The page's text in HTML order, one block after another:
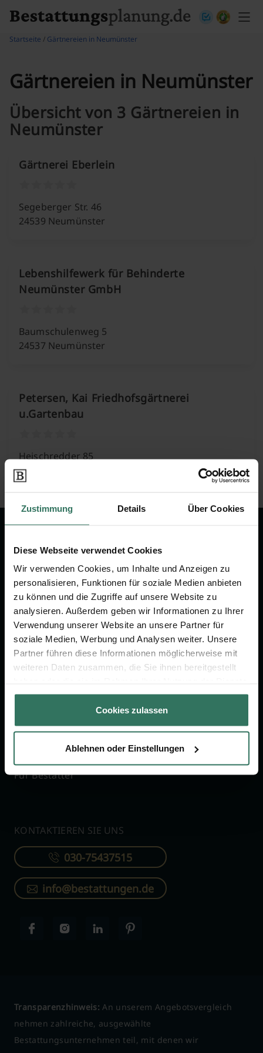
Zustimmung Details Über Cookies
Diese Webseite verwendet Cookies
Wir verwenden Cookies, um Inhalte und Anzeigen zu
personalisieren, Funktionen für soziale Medien anbieten
zu können und die Zugriffe auf unsere Website zu
analysieren. Außerdem geben wir Informationen zu Ihrer
Verwendung unserer Website an unsere Partner für
soziale Medien, Werbung und Analysen weiter. Unsere
Partner führen diese Informationen möglicherweise mit
weiteren Daten zusammen, die Sie ihnen bereitgestellt
gesammelt haben.
Cookies zulassen
Ablehnen oder Einstellungen
Startseite / Gärtnereien in Neumünster
Gärtnereien in Neumünster
Übersicht von 3 Gärtnereien in
Neumünster
Gärtnerei Eberlein
Segeberger Str. 46
24539 Neumünster
Lebenshilfewerk für Behinderte
Neumünster GmbH
Baumschulenweg 5
24537 Neumünster
Petersen, Kai Friedhofsgärtnerei
u.Gartenbau
Heischredder 85
24536 Neumünster
um das Thema Bestattung &
Vorsorge.
Jetzt beraten lassen
FÜR SIE
Ratgeber
Wissenswertes
Für Bestatter
FÜR BESTATTER
Kostenlos registrieren
KONTAKTIEREN SIE UNS
030-75437515
info@bestattungen.de
Transparenzhinweis: An unserem Angebotsvergleich
nehmen zahlreiche, ausgewählte
Bestattungsunternehmen teil, mit denen wir